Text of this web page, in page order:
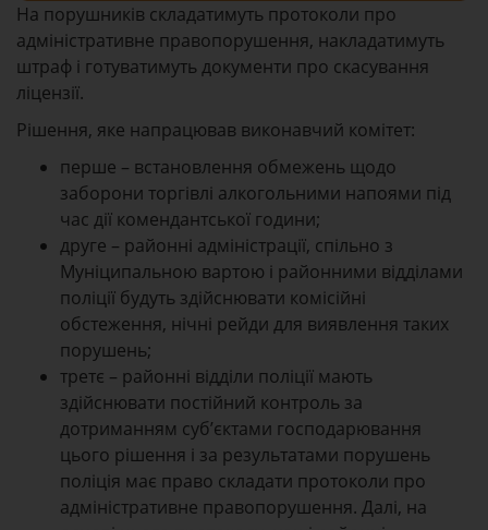
На порушників складатимуть протоколи про
адміністративне правопорушення, накладатимуть
штраф і готуватимуть документи про скасування
ліцензії.
Рішення, яке напрацював виконавчий комітет:
перше – встановлення обмежень щодо
заборони торгівлі алкогольними напоями під
час дії комендантської години;
друге – районні адміністрації, спільно з
Муніципальною вартою і районними відділами
поліції будуть здійснювати комісійні
обстеження, нічні рейди для виявлення таких
порушень;
третє – районні відділи поліції мають
здійснювати постійний контроль за
дотриманням суб’єктами господарювання
цього рішення і за результатами порушень
поліція має право складати протоколи про
адміністративне правопорушення. Далі, на